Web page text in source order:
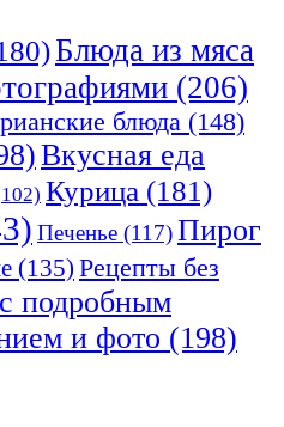
Блюда из мяса
(206)
блюда (148)
Вкусная еда
Курица (181)
Печенье (117)Пирог
(135) Рецепты без
подробным
и фото (198)